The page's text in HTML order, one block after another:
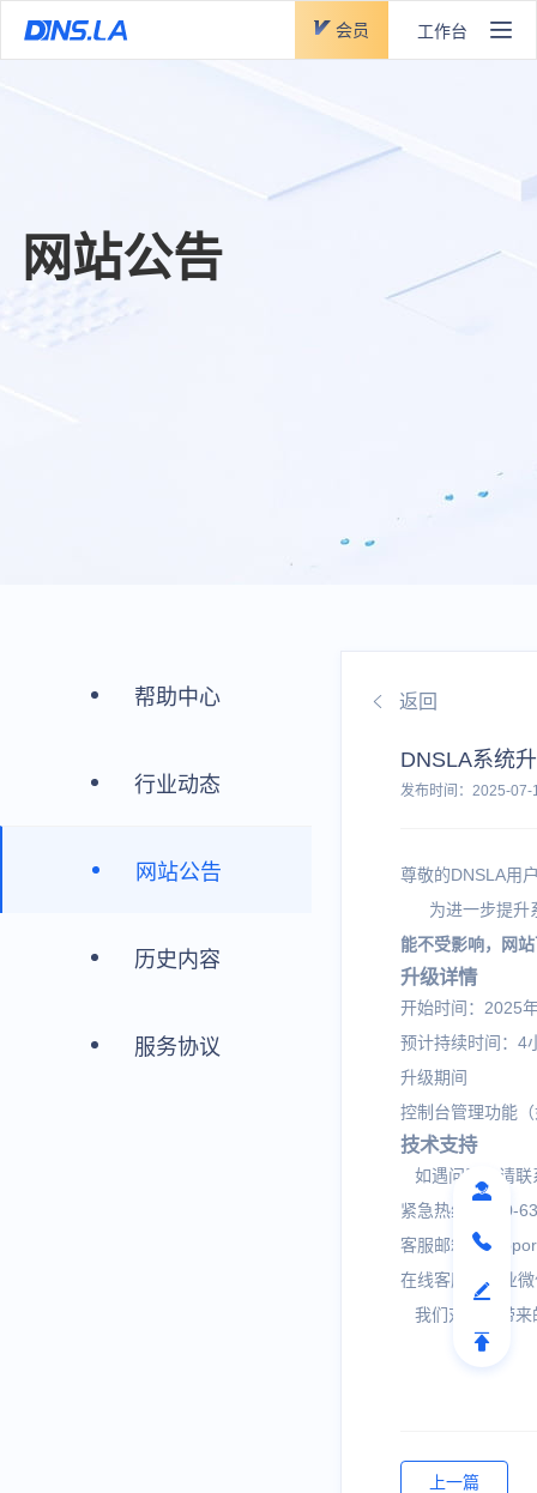
会员 工作台
网站公告
帮助中心
行业动态
网站公告
历史内容
服务协议
返回
DNSLA系统
发布时间：2025-07-
尊敬的DNSLA用
为进一步提升
能不受影响，网
升级详情
开始时间：2025
预计持续时间：4
升级期间
控制台管理功能
技术支持
如遇问题，请联
紧急热线：400-
客服邮箱：
在线客服：企业
我们对由此带来
上一篇